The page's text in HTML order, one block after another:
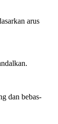
arus
dan bebas-